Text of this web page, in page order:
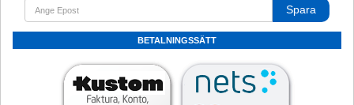
Spara
BETALNINGSSÄTT